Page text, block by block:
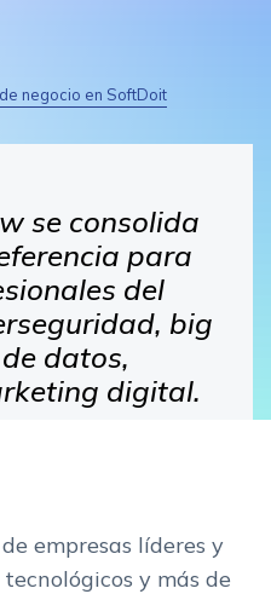
negocio en SoftDoit
se consolida
para
del
big
datos,
digital.
de empresas líderes y
y más de